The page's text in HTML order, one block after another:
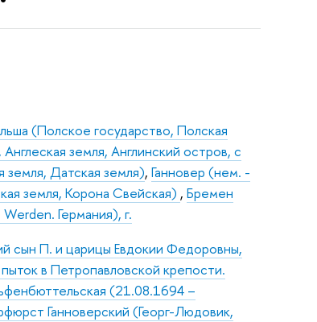
(Полское государство, Полская
земля, Англинский остров, с
Датская земля),Ганновер (нем. -
земля, Корона Свейская) ,Бремен
Германия), г.
сын П. и царицы Евдокии Федоровны,
в Петропавловской крепости.
(21.08.1694 –
Ганноверский (Георг-Людовик,